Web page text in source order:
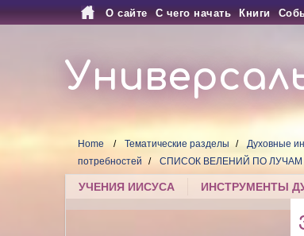
О сайте С чего начать Книги
Home Тематические разделы Духовные
потребностей
СПИСОК ВЕЛЕНИЙ ПО ЛУЧАМ
УЧЕНИЯ ИИСУСА ИНСТРУМЕНТЫ